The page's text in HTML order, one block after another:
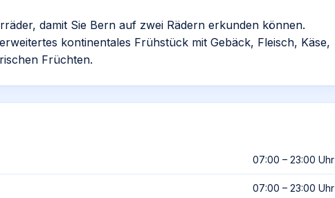
damit Sie Bern auf zwei Rädern erkunden können.
kontinentales Frühstück mit Gebäck, Fleisch, Käse,
Früchten.
07:00 – 23:00 Uhr
07:00 – 23:00 Uhr